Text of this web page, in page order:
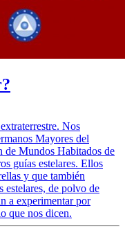
Nos
Mayores del
de Mundos Habitados de
guías estelares. Ellos
y que también
estelares, de polvo de
a experimentar por
que nos dicen.